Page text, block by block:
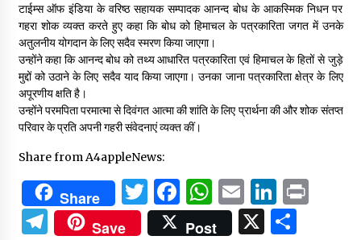
टाईम्स ऑफ इंडिया के वरिष्ठ सहायक सम्पादक आनन्द बोध के आकस्मिक निधन पर
गहरा शोक व्यक्त करते हुए कहा कि बोध को हिमाचल के पत्रकारिता जगत में उनके
अतुलनीय योगदान के लिए सदैव स्मरण किया जाएगा।
उन्होंने कहा कि आनन्द बोध को तथ्य आधारित पत्रकारिता एवं हिमाचल के हितों से जुड़े
मुद्दों को उठाने के लिए सदैव याद किया जाएगा। उनका जाना पत्रकारिता क्षेत्र के लिए
अपूरणीय क्षति है।
उन्होंने परमपिता परमात्मा से दिवंगत आत्मा की शांति के लिए प्रार्थना की और शोक संतप्त
परिवार के प्रति अपनी गहरी संवेदनाएं व्यक्त कीं।
Share from A4appleNews:
Share Twitter
Facebook
WhatsApp
Email
Telegram
Save Post X